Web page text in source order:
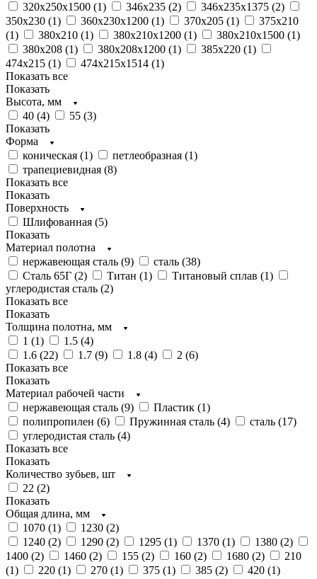
320х250х1500 (1) 346х235 (2) 346х235х1375 (2)
350х230 (1) 360х230х1200 (1) 370х205 (1)
375х210
(1) 380x210 (1) 380x210х1200 (1) 380x210х1500 (1)
380х208 (1) 380х208х1200 (1) 385х220 (1)
474х215 (1) 474х215х1514 (1)
Показать все
Показать
Высота, мм
40 (4) 55 (3)
Показать
Форма
коническая (1) петлеобразная (1)
трапециевидная (8)
Показать все
Показать
Поверхность
Шлифованная (5)
Показать
Материал полотна
нержавеющая сталь (9) сталь (38)
Сталь 65Г (2) Титан (1) Титановый сплав (1)
углеродистая сталь (2)
Показать все
Показать
Толщина полотна, мм
1 (1) 1.5 (4)
1.6 (22) 1.7 (9) 1.8 (4) 2 (6)
Показать все
Показать
Материал рабочей части
нержавеющая сталь (9) Пластик (1)
полипропилен (6) Пружинная сталь (4) сталь (17)
углеродистая сталь (4)
Показать все
Показать
Количество зубьев, шт
22 (2)
Показать
Общая длина, мм
1070 (1) 1230 (2)
1240 (2) 1290 (2) 1295 (1) 1370 (1) 1380 (2)
1400 (2) 1460 (2) 155 (2) 160 (2) 1680 (2)
210
(1) 220 (1) 270 (1) 375 (1) 385 (2) 420 (1)